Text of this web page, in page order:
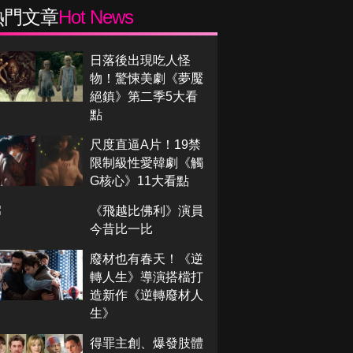
門文章Hot News
日落後出現吃人怪
物！驚悚美劇《夢魘
絕鎮》第二季5大看
點
尺度直逼A片！19禁
限制級性愛韓劇《觸
G核心》11大看點
《飛越比佛利》演員
今昔比一比
廢材也有春天！《逆
轉人生》導演搭檔打
造新作《逆轉廢材人
生》
得罪主創、爆發肢體